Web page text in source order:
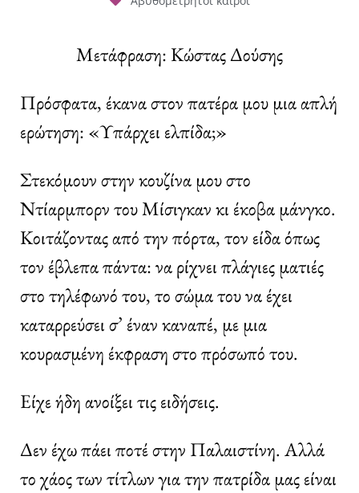
Μετάφραση: Κώστας Δούσης
Πρόσφατα, έκανα στον πατέρα μου μια απλή
ερώτηση: «Υπάρχει ελπίδα;»
Στεκόμουν στην κουζίνα μου στο
Ντίαρμπορν του Μίσιγκαν κι έκοβα μάνγκο.
Κοιτάζοντας από την πόρτα, τον είδα όπως
τον έβλεπα πάντα: να ρίχνει πλάγιες ματιές
στο τηλέφωνό του, το σώμα του να έχει
καταρρεύσει σ’ έναν καναπέ, με μια
κουρασμένη έκφραση στο πρόσωπό του.
Είχε ήδη ανοίξει τις ειδήσεις.
Δεν έχω πάει ποτέ στην Παλαιστίνη. Αλλά
το χάος των τίτλων για την πατρίδα μας είναι